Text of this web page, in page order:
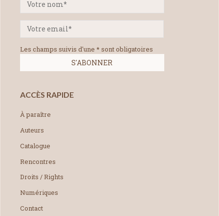
Les champs suivis d'une * sont obligatoires
ACCÈS RAPIDE
À paraître
Auteurs
Catalogue
Rencontres
Droits / Rights
Numériques
Contact